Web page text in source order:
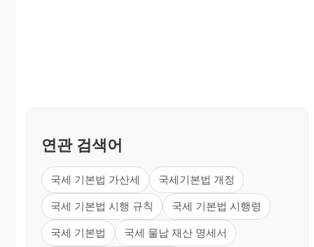
연관 검색어
국세 기본법 가산세 국세기본법 개정
국세 기본법 시행 규칙 국세 기본법 시행령
국세 기본법 국세 물납 재산 명세서